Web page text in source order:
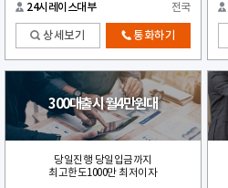
24시레이스대부 전국
상세보기 통화하기
300대출시 월4만원대
당일진행 당일입금까지
최고한도1000만 최저이자